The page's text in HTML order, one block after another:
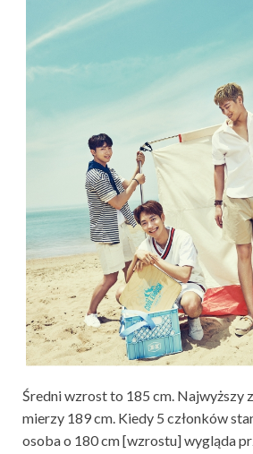
Średni wzrost to 185 cm. Najwyższy
mierzy 189 cm. Kiedy 5 członków
osoba o 180 cm [wzrostu] wygląda